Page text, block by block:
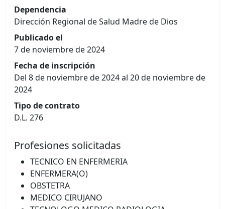
Dependencia
Dirección Regional de Salud Madre de Dios
Publicado el
7 de noviembre de 2024
Fecha de inscripción
Del 8 de noviembre de 2024 al 20 de noviembre de
2024
Tipo de contrato
D.L. 276
Profesiones solicitadas
TECNICO EN ENFERMERIA
ENFERMERA(O)
OBSTETRA
MEDICO CIRUJANO